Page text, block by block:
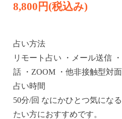
8,800円(税込み)
占い方法
リモート占い ・メール送信
話 ・ZOOM ・他非接触型対
占い時間
50分/回 なにかひとつ気にな
たい方におすすめです。​